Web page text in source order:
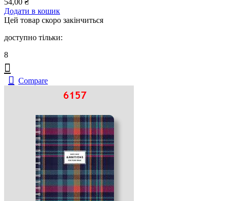
Додати в кошик
Цей товар скоро закінчиться
доступно тільки:
8
Compare